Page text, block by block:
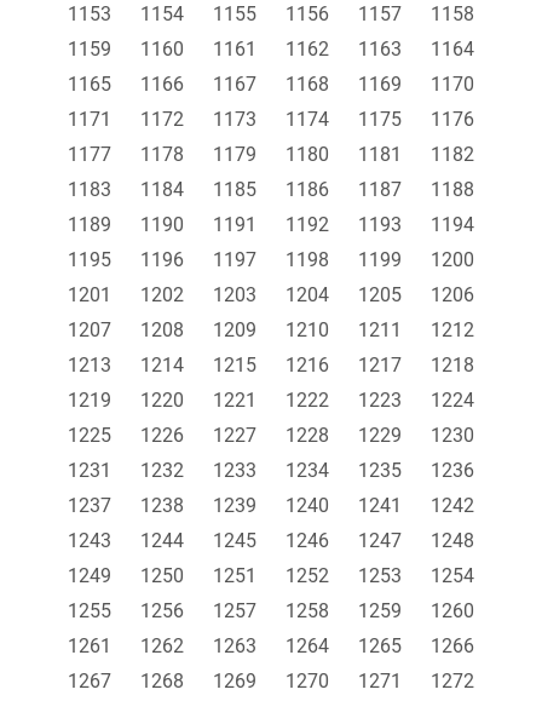
1153 1154 1155 1156 1157
1158
1159
1160 1161 1162 1163
1164
1165
1166 1167 1168 1169
1170
1171
1172 1173 1174 1175
1176
1177
1178 1179 1180 1181
1182
1183
1184 1185 1186 1187
1188
1189
1190 1191 1192 1193
1194
1195
1196 1197 1198 1199
1200
1201
1202 1203 1204 1205
1206
1207
1208 1209 1210 1211
1212
1213
1214 1215 1216 1217
1218
1219
1220 1221 1222 1223
1224
1225
1226 1227 1228 1229
1230
1231
1232 1233 1234 1235
1236
1237
1238 1239 1240 1241
1242
1243
1244 1245 1246 1247
1248
1249
1250 1251 1252 1253
1254
1255
1256 1257 1258 1259
1260
1261
1262 1263 1264 1265
1266
1267
1268 1269 1270 1271
1272